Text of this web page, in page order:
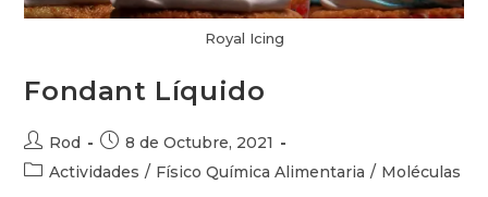
Royal Icing
Fondant Líquido
Autor
de
Rod
Publicación
de
8 de Octubre, 2021
Categoría
Actividades / Físico Química Alimentaria / Moléculas